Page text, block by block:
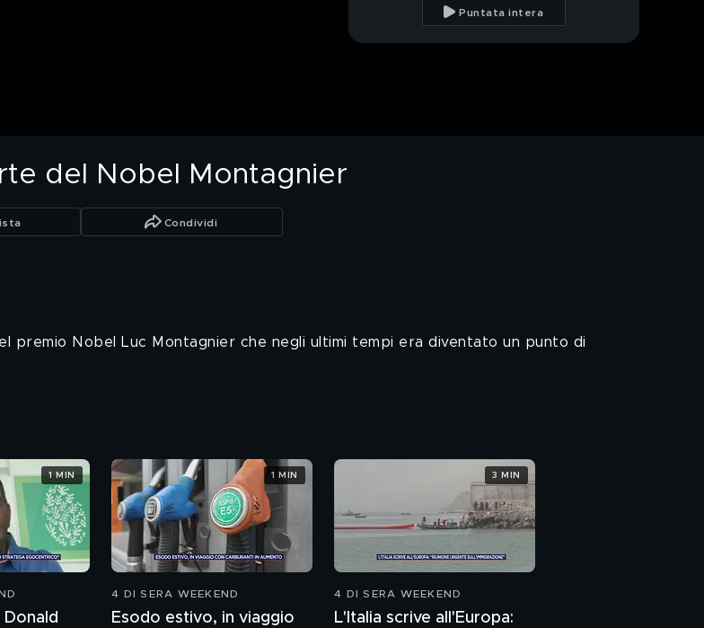
No Vax
posta
Le teorie del
complotto No Vax
parlano anche di
omicidi
L'ultimo discorso di
Puntata intera
del Nobel Montagnier
Condividi
Nobel Luc Montagnier che negli ultimi tempi era diventato un punto di
1 MIN
4 DI SERA WEEKEND
Esodo estivo, in viaggio
1 MIN
4 DI SERA WEEKEND
L'Italia scrive all'Europa:
3 MIN